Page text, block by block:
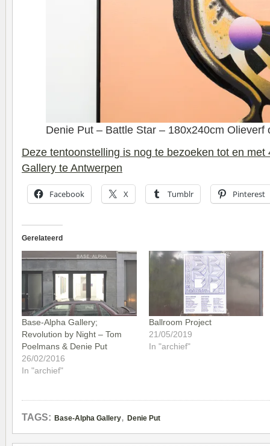
Denie Put – Battle Star – 180x240cm Olieverf
Deze tentoonstelling is nog te bezoeken tot en met
Gallery te Antwerpen
Facebook X Tumblr Pinterest
Gerelateerd
Base-Alpha Gallery;
Revolution by Night – Tom
Poelmans & Denie Put
26/02/2016
In "archief"
Ballroom Project
21/05/2019
In "archief"
TAGS: Base-Alpha Gallery, Denie Put